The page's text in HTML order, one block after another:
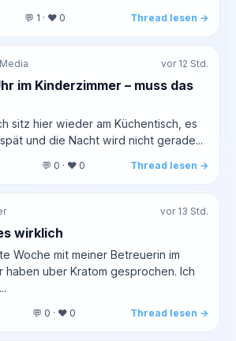
💬 1 · ❤️ 0 Thread lesen →
vor 12 Std.
im Kinderzimmer – muss das
sitz hier wieder am Küchentisch, es
und die Nacht wird nicht gerade...
💬 0 · ❤️ 0 Thread lesen →
vor 13 Std.
wirklich
Woche mit meiner Betreuerin im
haben uber Kratom gesprochen. Ich
💬 0 · ❤️ 0 Thread lesen →